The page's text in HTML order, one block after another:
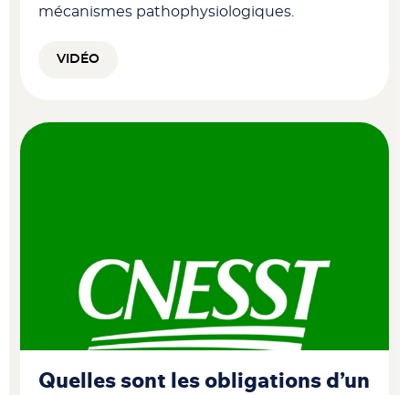
mécanismes pathophysiologiques.
VIDÉO
Quelles sont les obligations d’un